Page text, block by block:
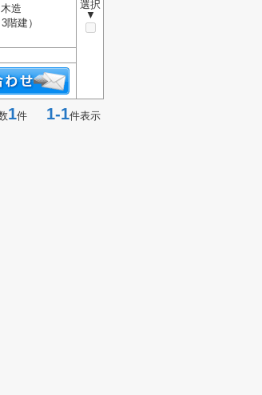
選択
▼
木造
階建）
1件 1-1件表示